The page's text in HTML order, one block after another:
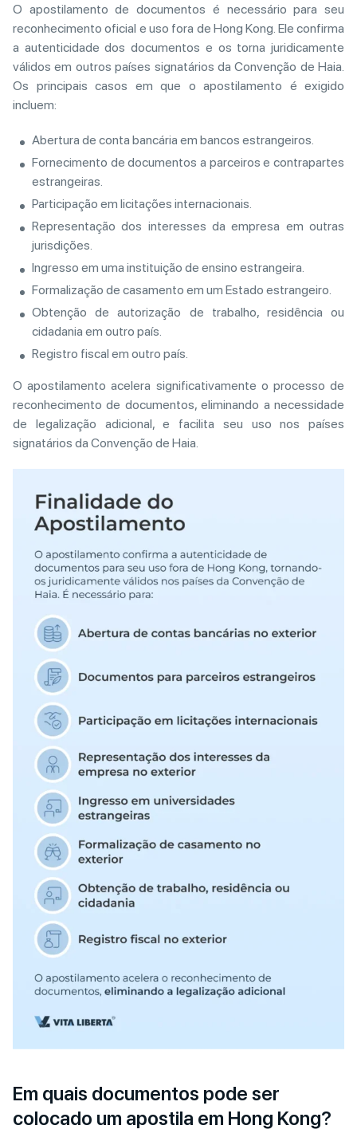
O apostilamento de documentos é necessário para seu
reconhecimento oficial e uso fora de Hong Kong. Ele confirma
a autenticidade dos documentos e os torna juridicamente
válidos em outros países signatários da Convenção de Haia.
Os principais casos em que o apostilamento é exigido
incluem:
Abertura de conta bancária em bancos estrangeiros.
Fornecimento de documentos a parceiros e contrapartes
estrangeiras.
Participação em licitações internacionais.
Representação dos interesses da empresa em outras
jurisdições.
Ingresso em uma instituição de ensino estrangeira.
Formalização de casamento em um Estado estrangeiro.
Obtenção de autorização de trabalho, residência ou
cidadania em outro país.
Registro fiscal em outro país.
O apostilamento acelera significativamente o processo de
reconhecimento de documentos, eliminando a necessidade
de legalização adicional, e facilita seu uso nos países
signatários da Convenção de Haia.
Em quais documentos pode ser
colocado um apostila em Hong Kong?